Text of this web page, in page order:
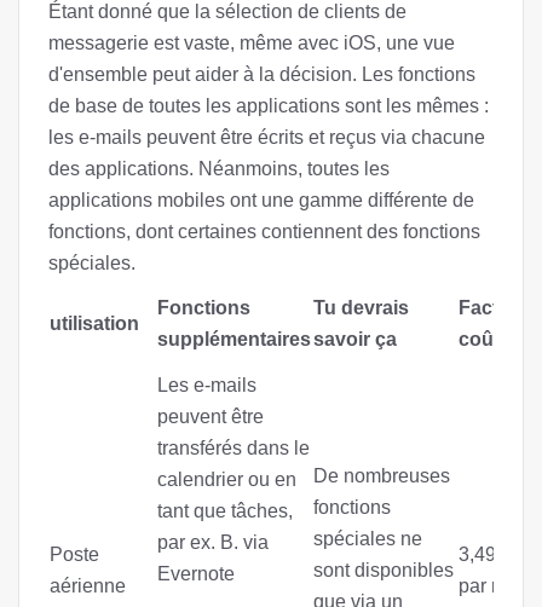
Étant donné que la sélection de clients de
messagerie est vaste, même avec iOS, une vue
d'ensemble peut aider à la décision. Les fonctions
de base de toutes les applications sont les mêmes :
les e-mails peuvent être écrits et reçus via chacune
des applications. Néanmoins, toutes les
applications mobiles ont une gamme différente de
fonctions, dont certaines contiennent des fonctions
spéciales.
utilisation
Fonctions
supplémentaires
Tu devrais
savoir ça
Facteur
coût
Poste
aérienne
Les e-mails
peuvent être
transférés dans le
calendrier ou en
tant que tâches,
par ex. B. via
Evernote
De nombreuses
fonctions
spéciales ne
sont disponibles
que via un
3,49
par mois